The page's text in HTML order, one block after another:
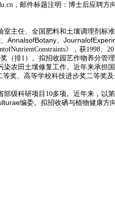
，邮件标题注明：博士后应聘方
主任、全国肥料和土壤调理剂标
AnnalsofBotany
》，获1998
（排1 ）。拟招收园艺作物养分管
农田土壤修复工作。近年来承担
奖、高等学校科技进步奖二等奖
部级科研项目 10多项。近年来，以
编委。拟招收硒与植物健康方